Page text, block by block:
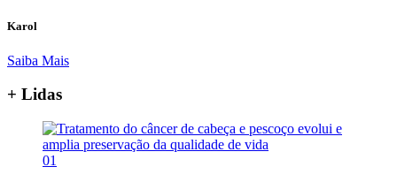
Karol
Saiba Mais
+ Lidas
01